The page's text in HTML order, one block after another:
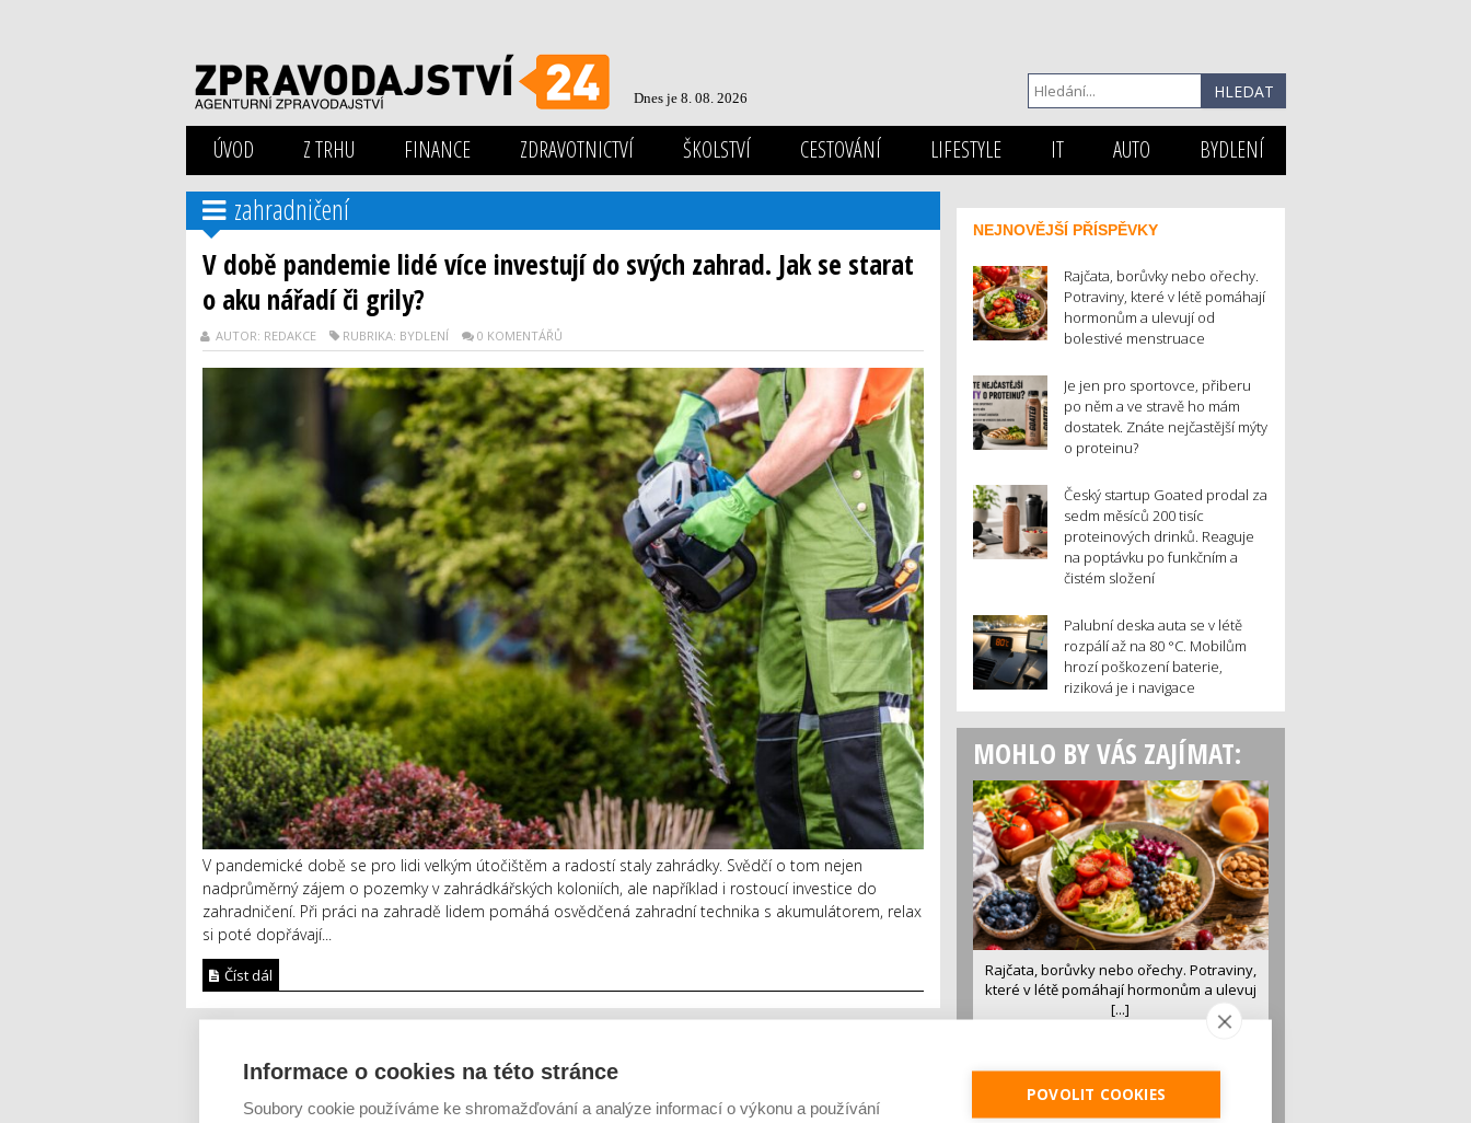
Dnes je 8. 08. 2026
ÚVOD Z TRHU FINANCE ZDRAVOTNICTVÍ ŠKOLSTVÍ CESTOVÁNÍ LIFESTYLE IT AUTO BYDLENÍ
zahradničení
V době pandemie lidé více investují do svých zahrad. Jak se starat
o aku nářadí či grily?
AUTOR: REDAKCE RUBRIKA: BYDLENÍ 0 KOMENTÁŘŮ
V pandemické době se pro lidi velkým útočištěm a radostí staly zahrádky. Svědčí o tom nejen
nadprůměrný zájem o pozemky v zahrádkářských koloniích, ale například i rostoucí investice do
zahradničení. Při práci na zahradě lidem pomáhá osvědčená zahradní technika s akumulátorem, relax
si poté dopřávají...
Číst dál
NEJNOVĚJŠÍ PŘÍSPĚVKY
Rajčata, borůvky nebo ořechy.
Potraviny, které v létě pomáhají
hormonům a ulevují od
bolestivé menstruace
Je jen pro sportovce, přiberu
po něm a ve stravě ho mám
dostatek. Znáte nejčastější mýty
o proteinu?
Český startup Goated prodal za
sedm měsíců 200 tisíc
proteinových drinků. Reaguje
na poptávku po funkčním a
čistém složení
Palubní deska auta se v létě
rozpálí až na 80 °C. Mobilům
hrozí poškození baterie,
riziková je i navigace
MOHLO BY VÁS ZAJÍMAT:
Rajčata, borůvky nebo ořechy. Potraviny,
které v létě pomáhají hormonům a ulevuj
[...]
luštěniny jsou práv...
Informace o cookies na této stránce
Soubory cookie používáme ke shromažďování a analýze informací o výkonu a používání
POVOLIT COOKIES